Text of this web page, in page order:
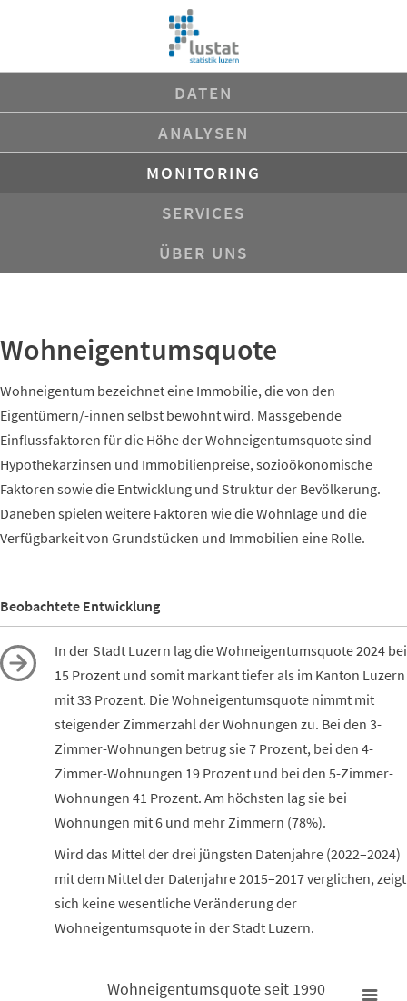
DATEN
ANALYSEN
MONITORING
SERVICES
ÜBER UNS
Wohneigentumsquote
Wohneigentum bezeichnet eine Immobilie, die von den
Eigentümern/-innen selbst bewohnt wird. Massgebende
Einflussfaktoren für die Höhe der Wohneigentumsquote sind
Hypothekarzinsen und Immobilienpreise, sozioökonomische
Faktoren sowie die Entwicklung und Struktur der Bevölkerung.
Daneben spielen weitere Faktoren wie die Wohnlage und die
Verfügbarkeit von Grundstücken und Immobilien eine Rolle.
Beobachtete Entwicklung
In der Stadt Luzern lag die Wohneigentumsquote 2024 bei
15 Prozent und somit markant tiefer als im Kanton Luzern
mit 33 Prozent. Die Wohneigentumsquote nimmt mit
steigender Zimmerzahl der Wohnungen zu. Bei den 3-
Zimmer-Wohnungen betrug sie 7 Prozent, bei den 4-
Zimmer-Wohnungen 19 Prozent und bei den 5-Zimmer-
Wohnungen 41 Prozent. Am höchsten lag sie bei
Wohnungen mit 6 und mehr Zimmern (78%).
Wird das Mittel der drei jüngsten Datenjahre (2022–2024)
mit dem Mittel der Datenjahre 2015–2017 verglichen, zeigt
sich keine wesentliche Veränderung der
Wohneigentumsquote in der Stadt Luzern.
Wohneigentumsquote seit 1990